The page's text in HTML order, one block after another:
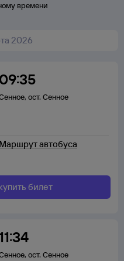
времени
2026
09:35
, ост. Сенное
Маршрут автобуса
билет
, ост. Сенное